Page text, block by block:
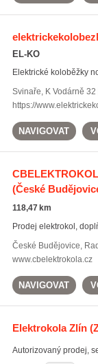
EL-KO
Elektrické koloběžky
Svinaře, K Vodárně 32
https://
NAVIGOVAT
(České
118,47 km
Prodej elektrokol,
České Budějovice,
www.cbelektrokola.cz
NAVIGOVAT
Elektrokola Zlín
Autorizovaný prodej,